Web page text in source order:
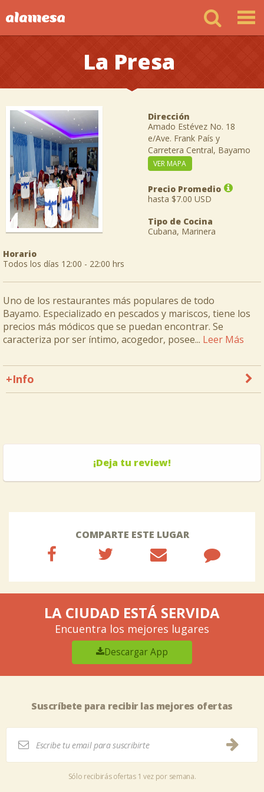
La Presa
Dirección
Amado Estévez No. 18
e/Ave. Frank País y
Carretera Central, Bayamo
VER MAPA
Precio Promedio
hasta $7.00 USD
Tipo de Cocina
Cubana, Marinera
Horario
Todos los días 12:00 - 22:00 hrs
Uno de los restaurantes más populares de todo
Bayamo. Especializado en pescados y mariscos, tiene los
precios más módicos que se puedan encontrar. Se
caracteriza por ser íntimo, acogedor, posee... Leer Más
+Info
¡Deja tu review!
COMPARTE ESTE LUGAR
LA CIUDAD ESTÁ SERVIDA
Encuentra los mejores lugares
Descargar App
Suscríbete para recibir las mejores ofertas
Sólo recibirás ofertas 1 vez por semana.